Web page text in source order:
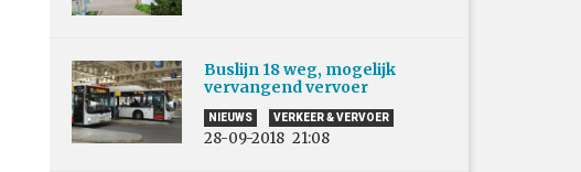
Buslijn 18 weg, mogelijk
vervangend vervoer
NIEUWS VERKEER & VERVOER
28-09-2018 21:08